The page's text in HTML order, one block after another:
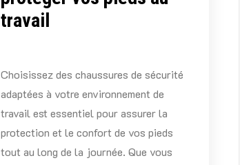
travail
Choisissez des chaussures de sécurité
adaptées à votre environnement de
travail est essentiel pour assurer la
protection et le confort de vos pieds
tout au long de la journée. Que vous